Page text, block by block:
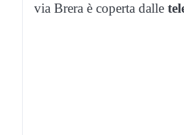
via Brera è coperta dalle